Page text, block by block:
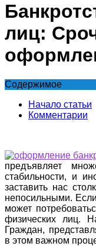
лиц:
Содержимое
Начало статьи
Комментарии
предъявляет
стабильности, и
заставить нас
непосильными.
может
физических лиц.
Граждан,
в этом важном